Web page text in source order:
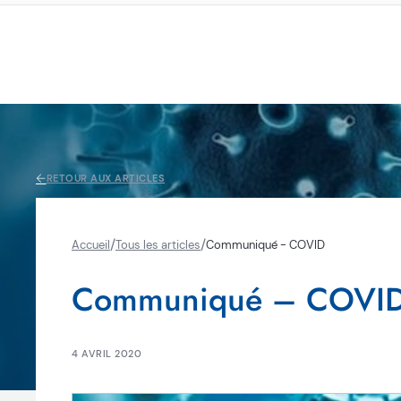
RETOUR AUX ARTICLES
Accueil/Tous les articles/Communiqué - COVID
Communiqué –
4 AVRIL 2020